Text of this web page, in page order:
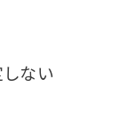
ない